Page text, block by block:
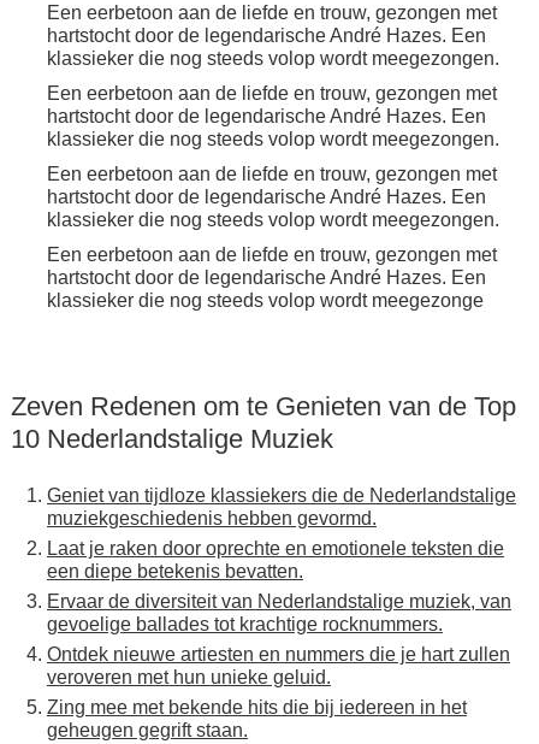
Een eerbetoon aan de liefde en trouw, gezongen met
hartstocht door de legendarische André Hazes. Een
klassieker die nog steeds volop wordt meegezongen.
Een eerbetoon aan de liefde en trouw, gezongen met
hartstocht door de legendarische André Hazes. Een
klassieker die nog steeds volop wordt meegezongen.
Een eerbetoon aan de liefde en trouw, gezongen met
hartstocht door de legendarische André Hazes. Een
klassieker die nog steeds volop wordt meegezongen.
Een eerbetoon aan de liefde en trouw, gezongen met
hartstocht door de legendarische André Hazes. Een
klassieker die nog steeds volop wordt meegezonge
Zeven Redenen om te Genieten van de Top
10 Nederlandstalige Muziek
Geniet van tijdloze klassiekers die de Nederlandstalige
muziekgeschiedenis hebben gevormd.
Laat je raken door oprechte en emotionele teksten die
een diepe betekenis bevatten.
Ervaar de diversiteit van Nederlandstalige muziek, van
gevoelige ballades tot krachtige rocknummers.
Ontdek nieuwe artiesten en nummers die je hart zullen
veroveren met hun unieke geluid.
Zing mee met bekende hits die bij iedereen in het
geheugen gegrift staan.